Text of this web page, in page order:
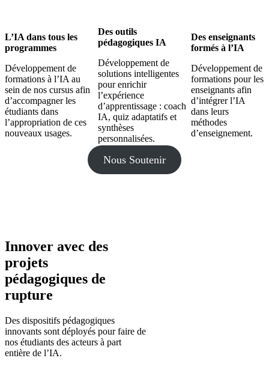
L’IA dans tous les
programmes
Développement de
formations à l’IA au
sein de nos cursus afin
d’accompagner les
étudiants dans
l’appropriation de ces
nouveaux usages.
Des outils
pédagogiques IA
Développement de
solutions intelligentes
pour enrichir
l’expérience
d’apprentissage : coach
IA, quiz adaptatifs et
synthèses
personnalisées.
Des enseignants
formés à l’IA
Développement de
formations pour les
enseignants afin
d’intégrer l’IA
dans leurs
méthodes
d’enseignement.
Nous Soutenir
Innover avec des
projets
pédagogiques de
rupture
Des dispositifs pédagogiques
innovants sont déployés pour faire de
nos étudiants des acteurs à part
entière de l’IA.